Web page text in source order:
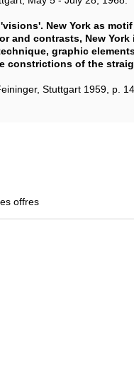
New York as
and contrasts, New
graphic
constrictions of the
Stuttgart 1959, p.
offres